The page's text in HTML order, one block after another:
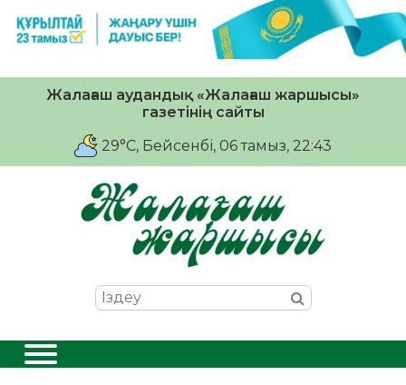
Жалағаш аудандық «Жалағаш жаршысы»
газетінің сайты
29°C, Бейсенбі, 06 тамыз, 22:43